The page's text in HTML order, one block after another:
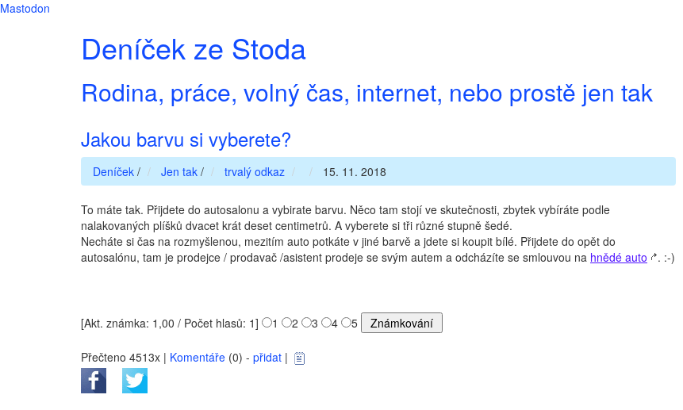
Mastodon
Deníček ze Stoda
Rodina, práce, volný čas, internet, nebo prostě jen tak
Jakou barvu si vyberete?
Deníček / Jen tak / trvalý odkaz 15. 11. 2018
To máte tak. Přijdete do autosalonu a vybirate barvu. Něco tam stojí ve skutečnosti, zbytek vybíráte podle
nalakovaných plíšků dvacet krát deset centimetrů. A vyberete si tři různé stupně šedé.
Necháte si čas na rozmyšlenou, mezitím auto potkáte v jiné barvě a jdete si koupit bílé. Přijdete do opět do
autosalónu, tam je prodejce / prodavač /asistent prodeje se svým autem a odcházíte se smlouvou na hnědé auto . :-)
[Akt. známka: 1,00 / Počet hlasů: 1] 1 2 3 4 5
Přečteno 4513x | Komentáře (0) - přidat |